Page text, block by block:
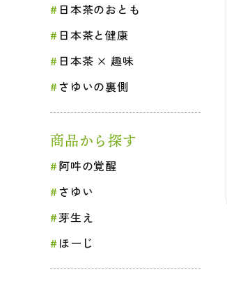
日本茶のおとも
日本茶と健康
日本茶 × 趣味
さゆいの裏側
商品から探す
阿吽の覚醒
さゆい
芽生え
ほーじ